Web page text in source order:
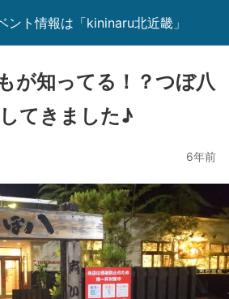
ント情報は「kininaru北近畿」
が知ってる！？つぼ八
てきました♪
6年前